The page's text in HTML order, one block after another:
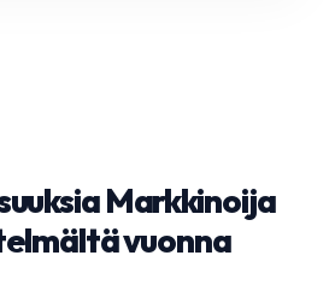
Markkinoija
vuonna